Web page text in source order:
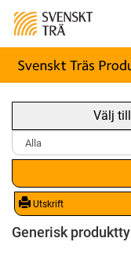
Välj
Utskrift
Generisk